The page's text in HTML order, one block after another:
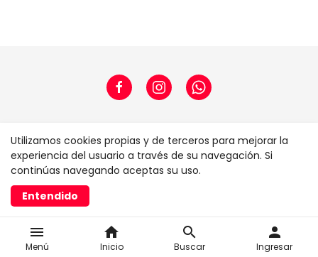
menu
Menú
home
Inicio
search
Buscar
person
Ingresar
Home
Utilizamos cookies propias y de terceros para mejorar la
experiencia del usuario a través de su navegación. Si
continúas navegando aceptas su uso.
Entendido